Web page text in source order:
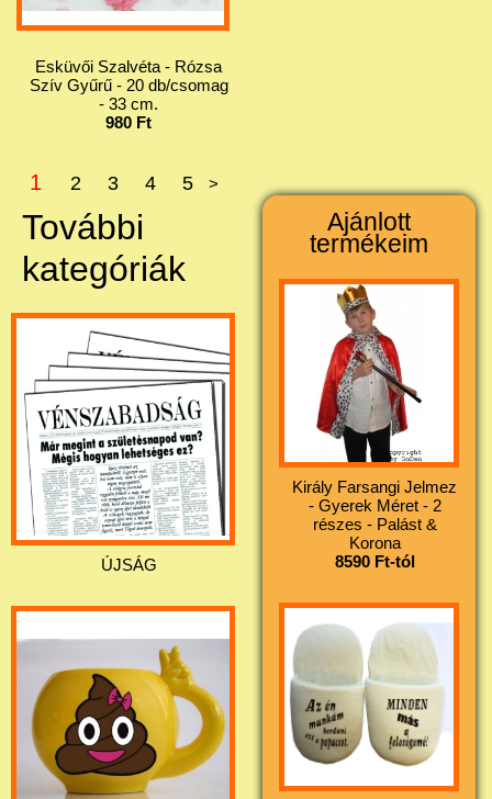
Esküvői Szalvéta - Rózsa
Szív Gyűrű - 20 db/csomag
- 33 cm.
980 Ft
1 2 3 4 5 >
További
kategóriák
ÚJSÁG
Ajánlott
termékeim
Király Farsangi Jelmez
- Gyerek Méret - 2
részes - Palást &
Korona
8590 Ft-tól